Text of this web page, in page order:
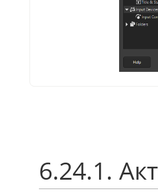
6.24.1.